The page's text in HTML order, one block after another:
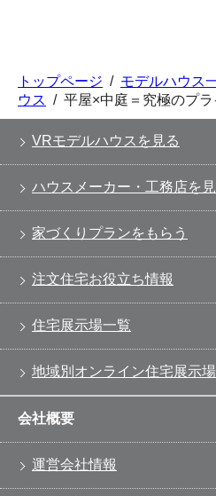
トップページ / モデルハウス
ウス / 平屋×中庭＝究極のプ
VRモデルハウスを見る
ハウスメーカー・工務店を
家づくりプランをもらう
注文住宅お役立ち情報
住宅展示場一覧
地域別オンライン住宅展示場
会社概要
運営会社情報